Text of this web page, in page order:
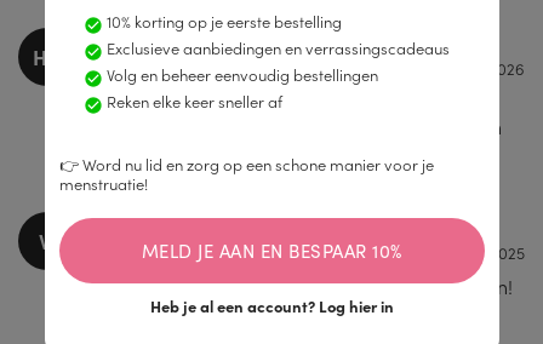
HO
Hollie Large
17.02.2026
Geweldig product, zo'n verschil met gewone
tampons - zo veel comfort tijdens het dragen
weer voor Enroush kiezen.
VI
Vicky
13.05.2025
Allereerst wil ik even een compliment uitdelen!
Eindelijk! Ik ben dol op de berichtjes op de
10% korting op je eerste bestelling
Exclusieve aanbiedingen en verrassingscadeaus
Volg en beheer eenvoudig bestellingen
Reken elke keer sneller af
👉 Word nu lid en zorg op een schone manier voor je
menstruatie!
MELD JE AAN EN BESPAAR 10%
Heb je al een account? Log hier in